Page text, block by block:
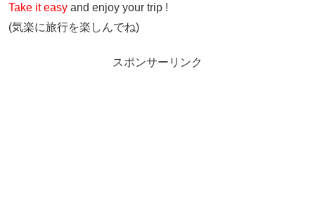
Take it easy and enjoy your trip !
(気楽に旅行を楽しんでね)
スポンサーリンク